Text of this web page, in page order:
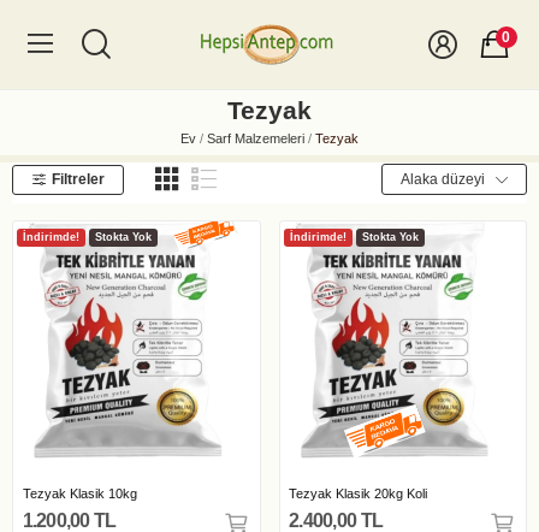
0
Tezyak
Ev Sarf Malzemeleri Tezyak
Filtreler Alaka düzeyi
İndirimde! Stokta Yok
Tezyak Klasik 10kg
1.200,00 TL
İndirimde! Stokta Yok
Tezyak Klasik 20kg Koli
2.400,00 TL